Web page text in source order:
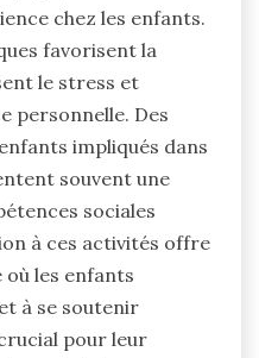
chez les enfants.
favorisent la
le stress et
personnelle. Des
impliqués dans
souvent une
sociales
à ces activités offre
les enfants
à se soutenir
pour leur